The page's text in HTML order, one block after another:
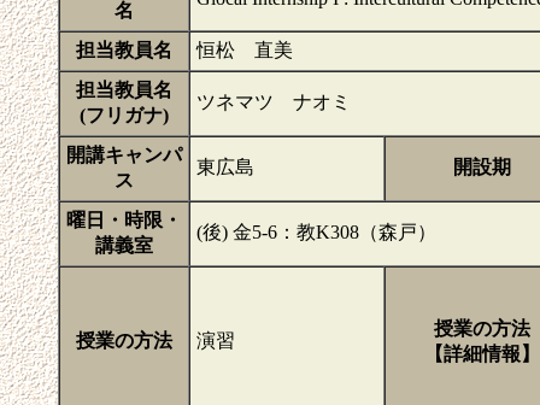
名
担当教員名
恒松 直美
担当教員名
(フリガナ)
ツネマツ ナオミ
開講キャンパ
ス
東広島 開設期
曜日・時限・
講義室
(後) 金5-6：教K308（森戸）
授業の方法 演習
授業の方法
【詳細情報】